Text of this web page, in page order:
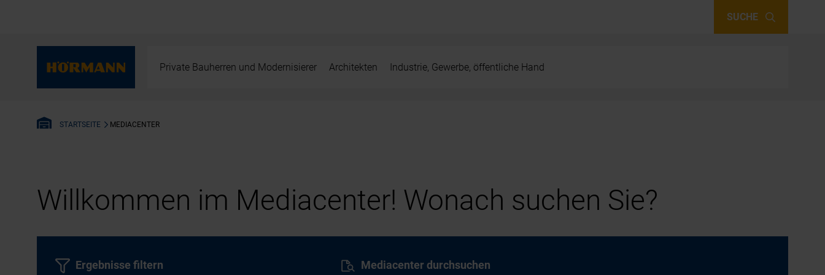
SUCHE
Private Bauherren und Modernisierer Architekten Industrie, Gewerbe, öffentliche Hand
STARTSEITE MEDIACENTER
Willkommen im Mediacenter! Wonach suchen Sie?
Mediacenter durchsuchen
Ergebnisse filtern